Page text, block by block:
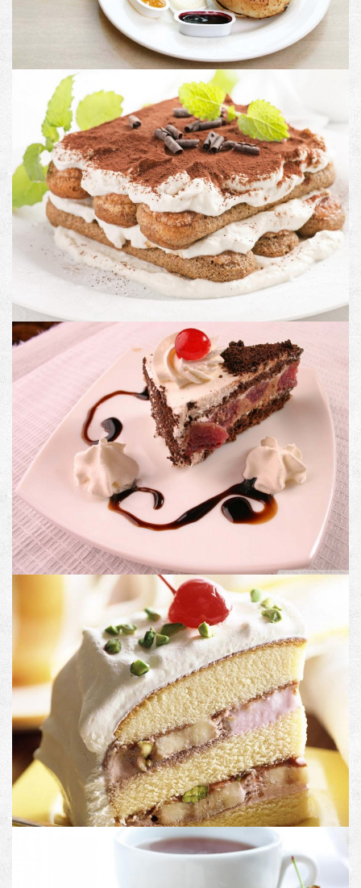
PRODUCT CODE
Description: Image with Lightbox
PRODUCT #5
Image with an external link
PRODUCT NAME
Image with no link